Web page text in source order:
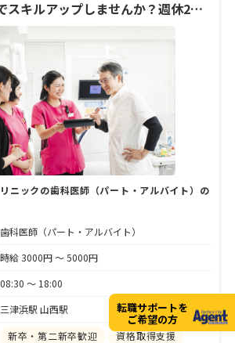
んに話を聞きました。
スキルアップしませんか？週休2日
ニックの歯科医師（パート・アルバイト）の
歯科医師（パート・アルバイト）
時給 3000円 〜 5000円
08:30 〜 18:00
三津浜駅 山西駅
新卒・第二新卒歓迎
資格取得支援
転職サポートを
ご希望の方